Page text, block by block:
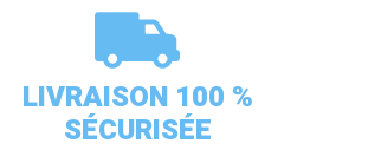
LIVRAISON 100 %
SÉCURISÉE